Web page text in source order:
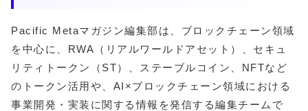
Pacific Metaマガジン編集部は、ブロックチェーン領域
を中心に、RWA（リアルワールドアセット）、セキュ
リティトークン（ST）、ステーブルコイン、NFTなど
のトークン活用や、AI×ブロックチェーン領域における
事業開発・実装に関する情報を発信する編集チームで